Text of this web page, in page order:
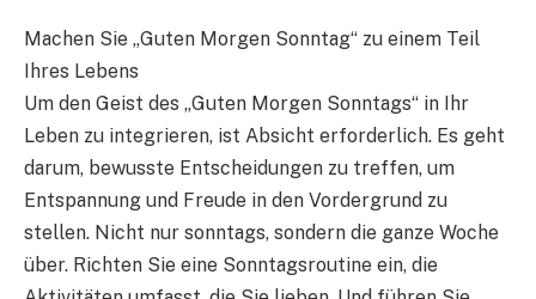
Machen Sie „Guten Morgen Sonntag“ zu einem Teil
Ihres Lebens
Um den Geist des „Guten Morgen Sonntags“ in Ihr
Leben zu integrieren, ist Absicht erforderlich. Es geht
darum, bewusste Entscheidungen zu treffen, um
Entspannung und Freude in den Vordergrund zu
stellen. Nicht nur sonntags, sondern die ganze Woche
über. Richten Sie eine Sonntagsroutine ein, die